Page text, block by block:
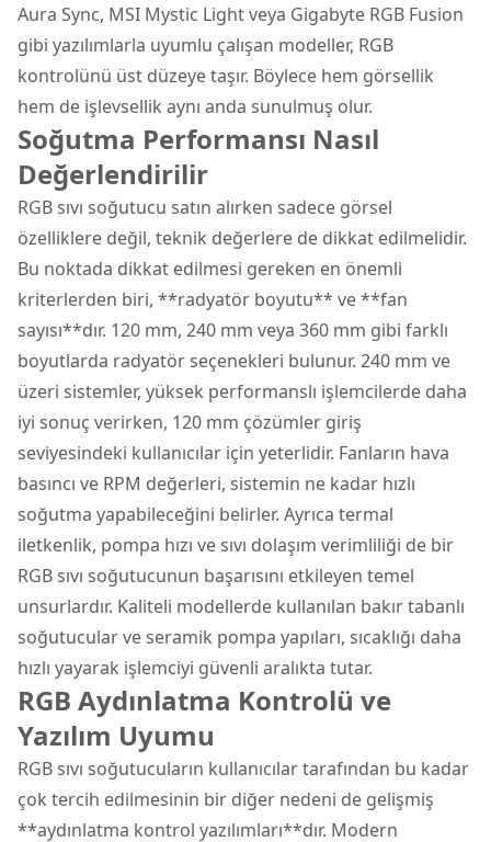
Aura Sync, MSI Mystic Light veya Gigabyte RGB Fusion
gibi yazılımlarla uyumlu çalışan modeller, RGB
kontrolünü üst düzeye taşır. Böylece hem görsellik
hem de işlevsellik aynı anda sunulmuş olur.
Soğutma Performansı Nasıl
Değerlendirilir
RGB sıvı soğutucu satın alırken sadece görsel
özelliklere değil, teknik değerlere de dikkat edilmelidir.
Bu noktada dikkat edilmesi gereken en önemli
kriterlerden biri, **radyatör boyutu** ve **fan
sayısı**dır. 120 mm, 240 mm veya 360 mm gibi farklı
boyutlarda radyatör seçenekleri bulunur. 240 mm ve
üzeri sistemler, yüksek performanslı işlemcilerde daha
iyi sonuç verirken, 120 mm çözümler giriş
seviyesindeki kullanıcılar için yeterlidir. Fanların hava
basıncı ve RPM değerleri, sistemin ne kadar hızlı
soğutma yapabileceğini belirler. Ayrıca termal
iletkenlik, pompa hızı ve sıvı dolaşım verimliliği de bir
RGB sıvı soğutucunun başarısını etkileyen temel
unsurlardır. Kaliteli modellerde kullanılan bakır tabanlı
soğutucular ve seramik pompa yapıları, sıcaklığı daha
hızlı yayarak işlemciyi güvenli aralıkta tutar.
RGB Aydınlatma Kontrolü ve
Yazılım Uyumu
RGB sıvı soğutucuların kullanıcılar tarafından bu kadar
çok tercih edilmesinin bir diğer nedeni de gelişmiş
**aydınlatma kontrol yazılımları**dır. Modern